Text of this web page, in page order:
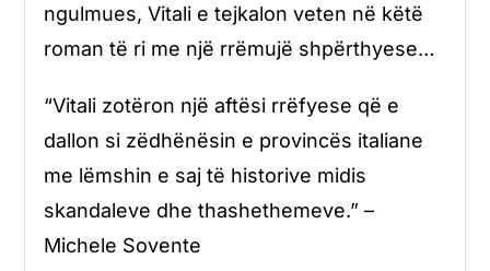
ngulmues, Vitali e tejkalon veten në këtë
roman të ri me një rrëmujë shpërthyese…
“Vitali zotëron një aftësi rrëfyese që e
dallon si zëdhënësin e provincës italiane
me lëmshin e saj të historive midis
skandaleve dhe thashethemeve.” –
Michele Sovente